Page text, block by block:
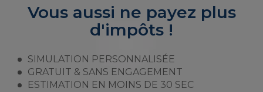
Vous aussi ne payez plus
d'impôts !
SIMULATION PERSONNALISÉE
GRATUIT & SANS ENGAGEMENT
ESTIMATION EN MOINS DE 30 SEC